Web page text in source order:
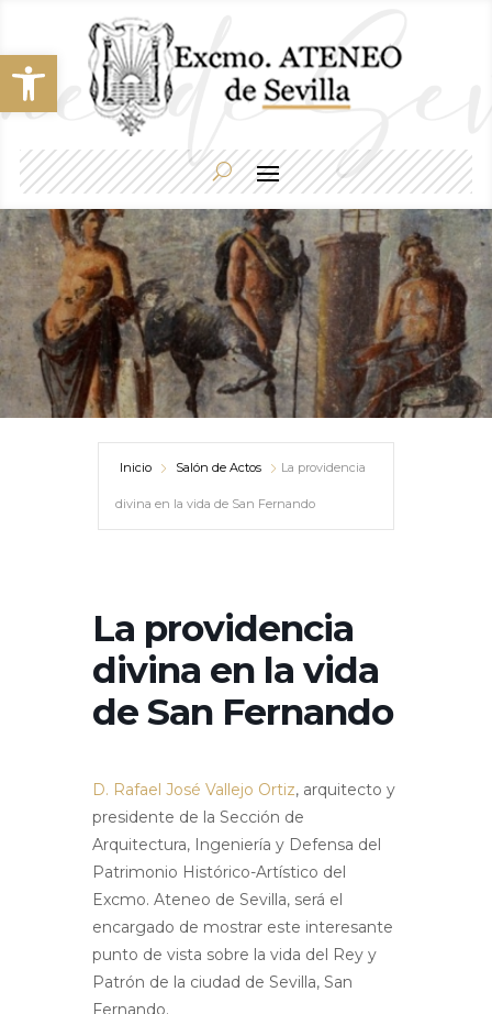
Abrir barra de herramientas
Inicio Salón de Actos La providencia
divina en la vida de San Fernando
La providencia
divina en la vida
de San Fernando
D. Rafael José Vallejo Ortiz, arquitecto y
presidente de la Sección de
Arquitectura, Ingeniería y Defensa del
Patrimonio Histórico-Artístico del
Excmo. Ateneo de Sevilla, será el
encargado de mostrar este interesante
punto de vista sobre la vida del Rey y
Patrón de la ciudad de Sevilla, San
Fernando.